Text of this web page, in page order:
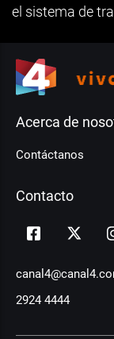
el sistema de
Acerca de
Contáctanos
Contacto
2924 4444